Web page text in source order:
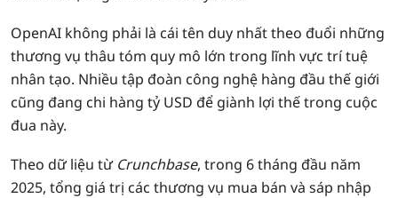
OpenAI không phải là cái tên duy nhất theo đuổi những
thương vụ thâu tóm quy mô lớn trong lĩnh vực trí tuệ
nhân tạo. Nhiều tập đoàn công nghệ hàng đầu thế giới
cũng đang chi hàng tỷ USD để giành lợi thế trong cuộc
đua này.
Theo dữ liệu từ Crunchbase, trong 6 tháng đầu năm
2025, tổng giá trị các thương vụ mua bán và sáp nhập